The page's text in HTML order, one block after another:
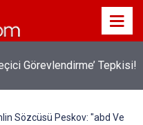
Görevlendirme’ Tepkisi!
Sözcüsü Peskov: "abd Ve